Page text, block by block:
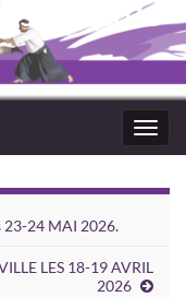
de
23-24 MAI 2026.
LES 18-19 AVRIL
2026